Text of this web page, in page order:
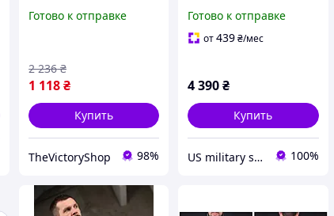
ЗСУ, теплая флиска
Готово к отправке
1 118₴
2 236 ₴
Купить
TheVictoryShop 98%
(USGI)
Готово к отправке
от439₴/мес
4 390₴
Купить
US military store 100%